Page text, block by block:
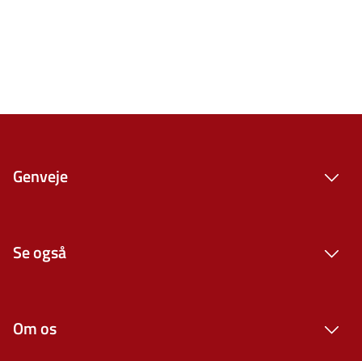
Genveje
Se også
Om os